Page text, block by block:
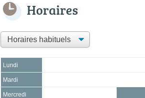
Horaires
Lundi
Mardi
Mercredi